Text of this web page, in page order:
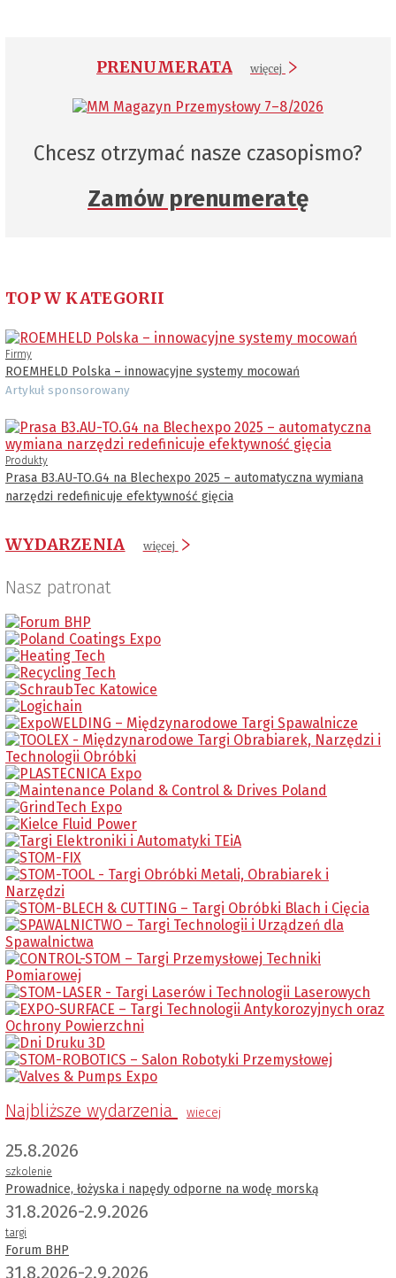
PRENUMERATA więcej
Chcesz otrzymać nasze czasopismo?
Zamów prenumeratę
TOP W KATEGORII
Firmy
ROEMHELD Polska – innowacyjne systemy mocowań
Artykuł sponsorowany
Produkty
Prasa B3.AU-TO.G4 na Blechexpo 2025 – automatyczna wymiana
narzędzi redefinicuje efektywność gięcia
WYDARZENIA więcej
Nasz patronat
Najbliższe wydarzenia wiecej
25.8.2026
szkolenie
Prowadnice, łożyska i napędy odporne na wodę morską
31.8.2026-2.9.2026
targi
Forum BHP
31.8.2026-2.9.2026